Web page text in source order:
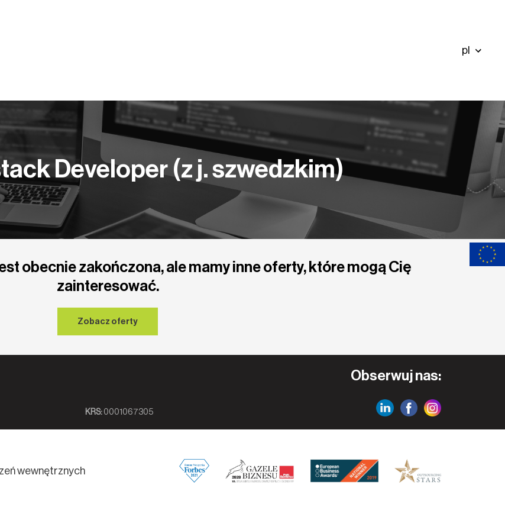
pl
Developer (z j. szwedzkim)
obecnie zakończona, ale mamy inne oferty, które mogą Cię
zainteresować.
Zobacz oferty
KRS:0001067305
Obserwuj nas:
wewnętrznych